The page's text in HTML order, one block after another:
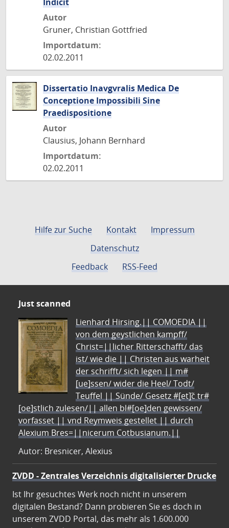
Autor
Gruner, Christian Gottfried
Importdatum:
02.02.2011
Dissertatio Inavgvralis Medica De
Conceptione Impossibili Sine
Praedispositione
Autor
Clausius, Johann Bernhard
Importdatum:
02.02.2011
Hilfe zur Suche Kontakt
Impressum
Datenschutz
Feedback
RSS-Feed
Just scanned
Lienhard Hirsing.|| COMOEDIA ||
von dem geystlichen kampff/
Christ=||licher Ritterschafft/ das
ist/ wie die || Christen aus warheit
der schrifft/ sich legen || m#
[ue]ssen/ wider die Heel/ Todt/
Teuffel || Sünde/ Gesetz #[et]c̃ tr#
[oe]stlich zulesen/|| allen bl#[oe]den gewissen/
vorfasset || vnd Reymweis gestellet || durch
Alexium Bres=||nicerum Cotbusianum.||
Autor: Bresnicer, Alexius
ZVDD - Zentrales Verzeichnis digitalisierter Drucke
Ist Ihr gesuchtes Werk noch nicht in unserem
digitalen Bestand? Dann probieren Sie es doch in
unserem ZVDD Portal, das mehr als 1.600.000